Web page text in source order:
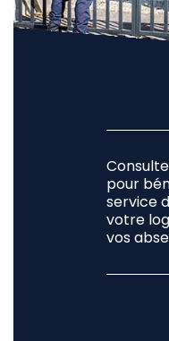
pour
service
votre
vos